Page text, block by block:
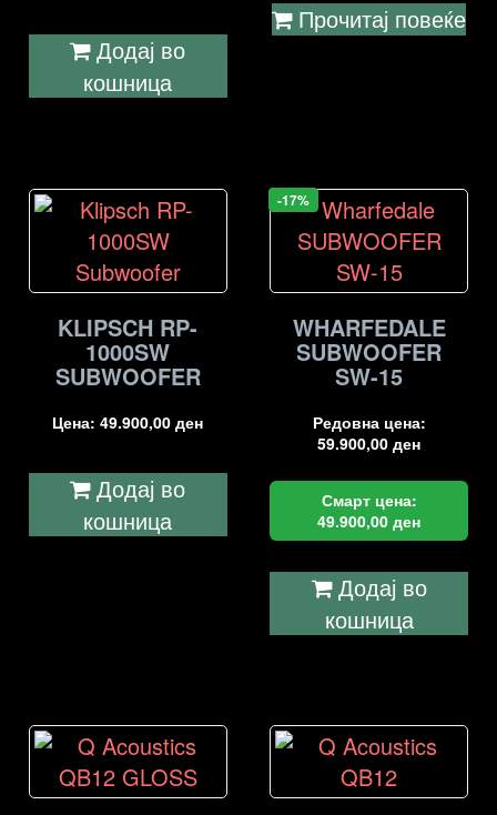
Додај во
кошница
Прочитај повеќе
KLIPSCH RP-
1000SW
SUBWOOFER
Цена:49.900,00ден
Додај во
кошница
-17%
WHARFEDALE
SUBWOOFER
SW-15
Редовна цена:
59.900,00ден
Смарт цена:
49.900,00ден
Додај во
кошница